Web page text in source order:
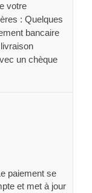
votre
: Quelques
bancaire
un chèque
paiement se
et met à jour